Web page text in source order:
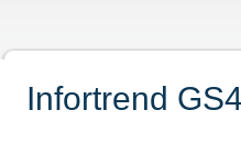
Infortrend